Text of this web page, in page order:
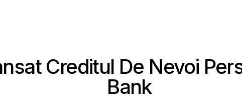
Creditul De Nevoi
Bank